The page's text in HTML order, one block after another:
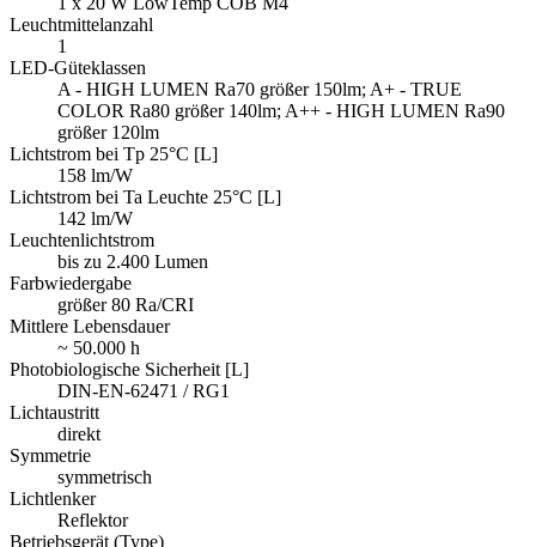
Leuchtmittelanzahl
1
LED-Güteklassen
A - HIGH LUMEN Ra70 größer 150lm; A+ - TRUE
COLOR Ra80 größer 140lm; A++ - HIGH LUMEN Ra90
größer 120lm
Lichtstrom bei Tp 25°C [L]
158 lm/W
Lichtstrom bei Ta Leuchte 25°C [L]
142 lm/W
Leuchtenlichtstrom
bis zu 2.400 Lumen
Farbwiedergabe
größer 80 Ra/CRI
Mittlere Lebensdauer
~ 50.000 h
Photobiologische Sicherheit [L]
DIN-EN-62471 / RG1
Lichtaustritt
direkt
Symmetrie
symmetrisch
Lichtlenker
Reflektor
Betriebsgerät (Type)